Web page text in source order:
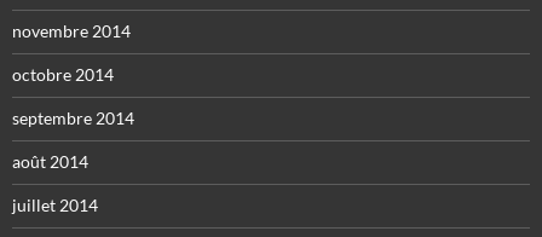
novembre 2014
octobre 2014
septembre 2014
août 2014
juillet 2014